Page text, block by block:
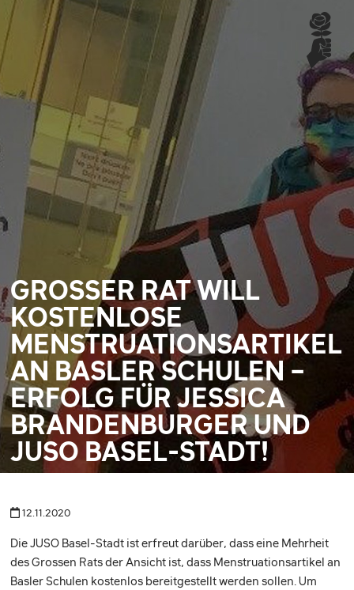
GROSSER RAT WILL
KOSTENLOSE
MENSTRUATIONSARTIKEL
AN BASLER SCHULEN –
ERFOLG FÜR JESSICA
BRANDENBURGER UND
JUSO BASEL-STADT!
12.11.2020
Die JUSO Basel-Stadt ist erfreut darüber, dass eine Mehrheit
des Grossen Rats der Ansicht ist, dass Menstruationsartikel an
Basler Schulen kostenlos bereitgestellt werden sollen. Um